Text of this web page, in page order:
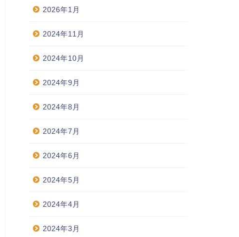
2026年1月
2024年11月
2024年10月
2024年9月
2024年8月
2024年7月
2024年6月
2024年5月
2024年4月
2024年3月